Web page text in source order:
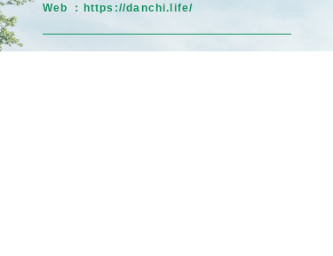
Web ： https://danchi.life/